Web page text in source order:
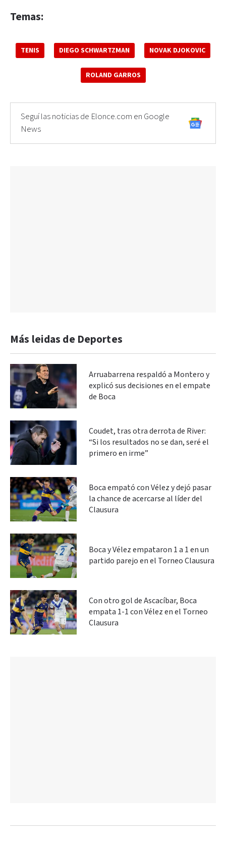
Temas:
TENIS DIEGO SCHWARTZMAN NOVAK DJOKOVIC
ROLAND GARROS
Seguí las noticias de Elonce.com en Google
News
Más leidas de Deportes
Arruabarrena respaldó a Montero y
explicó sus decisiones en el empate
de Boca
Coudet, tras otra derrota de River:
“Si los resultados no se dan, seré el
primero en irme”
Boca empató con Vélez y dejó pasar
la chance de acercarse al líder del
Clausura
Boca y Vélez empataron 1 a 1 en un
partido parejo en el Torneo Clausura
Con otro gol de Ascacíbar, Boca
empata 1-1 con Vélez en el Torneo
Clausura